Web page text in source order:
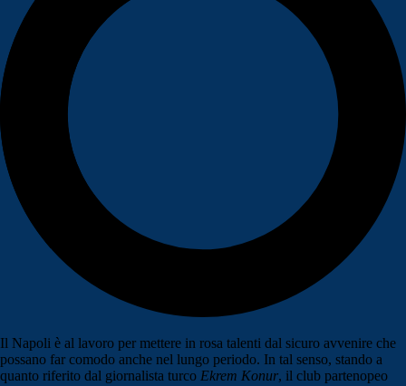
Il Napoli è al lavoro per mettere in rosa talenti dal sicuro avvenire che
possano far comodo anche nel lungo periodo. In tal senso, stando a
quanto riferito dal giornalista turco Ekrem Konur, il club partenopeo